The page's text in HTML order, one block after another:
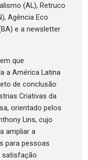
(AL), Retruco
Agência Eco
e a newsletter
que
a América Latina
de conclusão
Criativas da
orientado pelos
Lins, cujo
ampliar a
para pessoas
satisfação